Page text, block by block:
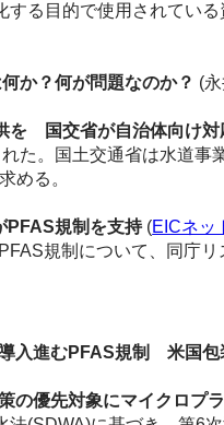
る目的で使用されてい
か？何が問題なのか？ (
を 国交省が自治体向け対
た。国土交通省は水道事
める。
PFAS規制を支持(EICネッ
規制について、同庁
入進むPFAS規制 米国包
の優先対象にマイクロプ